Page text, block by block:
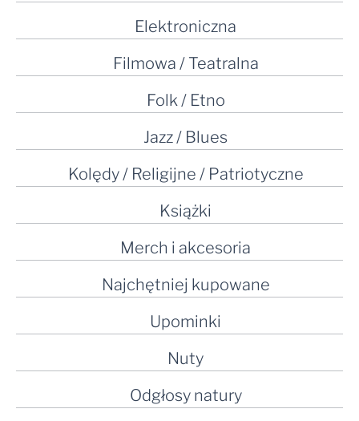
Elektroniczna
Filmowa / Teatralna
Folk / Etno
Jazz / Blues
Kolędy / Religijne / Patriotyczne
Książki
Merch i akcesoria
Najchętniej kupowane
Upominki
Nuty
Odgłosy natury